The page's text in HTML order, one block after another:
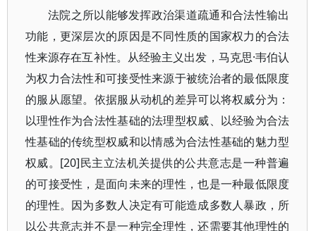
法院之所以能够发挥政治渠道疏通和合法性输出
功能，更深层次的原因是不同性质的国家权力的合法
性来源存在互补性。从经验主义出发，马克思·韦伯认
为权力合法性和可接受性来源于被统治者的最低限度
的服从愿望。依据服从动机的差异可以将权威分为：
以理性作为合法性基础的法理型权威、以经验为合法
性基础的传统型权威和以情感为合法性基础的魅力型
权威。[20]民主立法机关提供的公共意志是一种普遍
的可接受性，是面向未来的理性，也是一种最低限度
的理性。因为多数人决定有可能造成多数人暴政，所
以公共意志并不是一种完全理性，还需要其他理性的